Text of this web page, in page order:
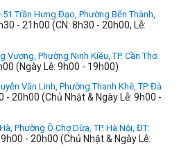
51 Trần Hưng Đạo, Phường Bến Thành,
- 21h00 (CN: 8h30 - 20h00, Lễ:
Vương, Phường Ninh Kiều, TP. Cần Thơ.
(Ngày Lễ: 9h00 - 19h00)
Văn Linh, Phường Thanh Khê, TP. Đà
- 20h00 (Chủ Nhật & Ngày Lễ: 9h00 -
Phường Ô Chợ Dừa, TP. Hà Nội, ĐT:
| 9h00 - 20h00 (Chủ Nhật & Ngày Lễ: